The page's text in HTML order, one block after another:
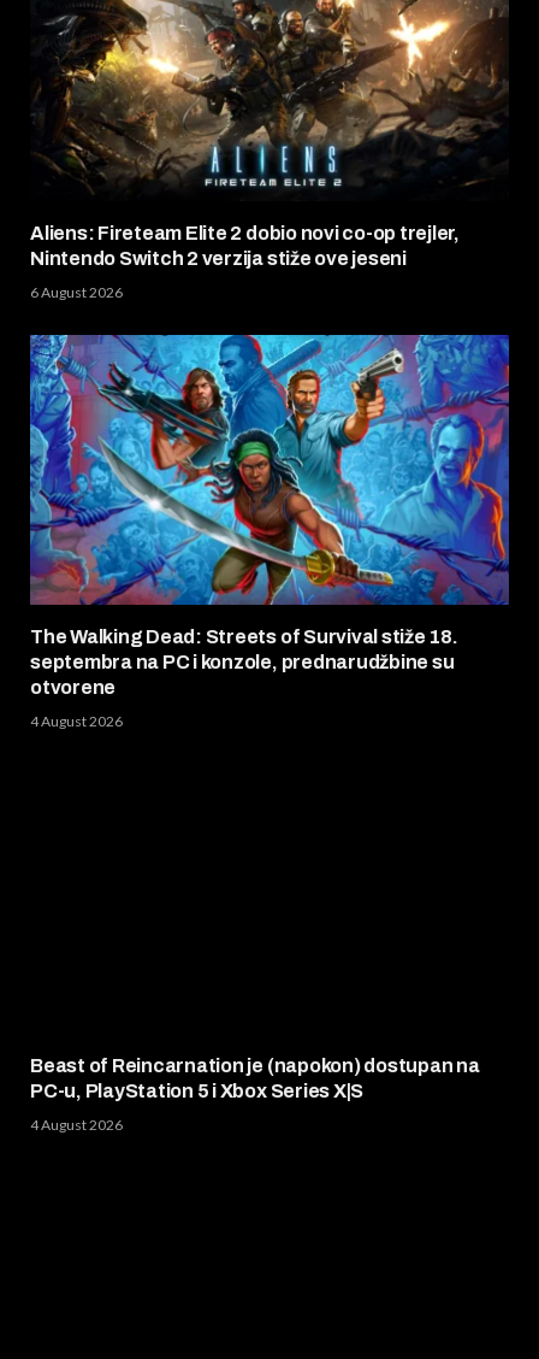
Aliens: Fireteam Elite 2 dobio novi co-op trejler,
Nintendo Switch 2 verzija stiže ove jeseni
6 August 2026
The Walking Dead: Streets of Survival stiže 18.
septembra na PC i konzole, prednarudžbine su
otvorene
4 August 2026
Beast of Reincarnation je (napokon) dostupan na
PC-u, PlayStation 5 i Xbox Series X|S
4 August 2026